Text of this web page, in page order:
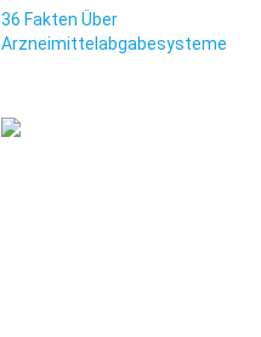
36 Fakten Über
Arzneimittelabgabesysteme